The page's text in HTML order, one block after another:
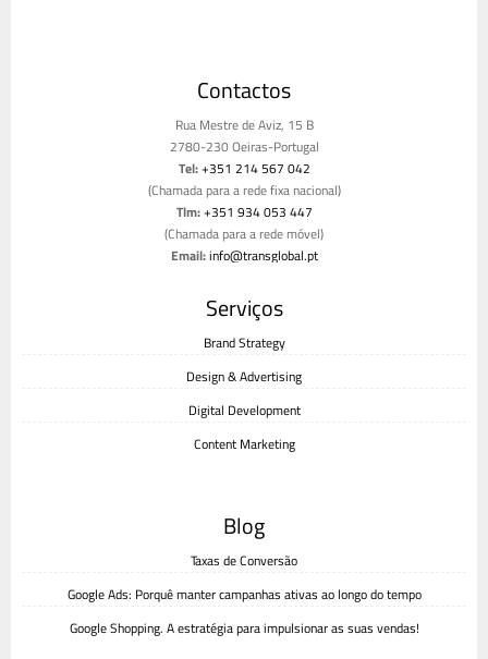
Contactos
Rua Mestre de Aviz, 15 B
2780-230 Oeiras-Portugal
Tel:+351 214 567 042
(Chamada para a rede fixa nacional)
Tlm:+351 934 053 447
(Chamada para a rede móvel)
Email:info@transglobal.pt
Serviços
Brand Strategy
Design & Advertising
Digital Development
Content Marketing
Blog
Taxas de Conversão
Google Ads: Porquê manter campanhas ativas ao longo do tempo
Google Shopping. A estratégia para impulsionar as suas vendas!